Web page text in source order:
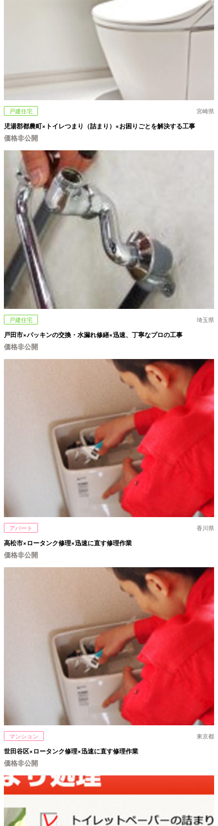
戸建住宅 宮崎県
児湯郡都農町×トイレつまり（詰まり）×お困りごとを解決する工事
価格非公開
戸建住宅 埼玉県
戸田市×パッキンの交換・水漏れ修繕×迅速、丁寧なプロの工事
価格非公開
アパート 香川県
高松市×ロータンク修理×迅速に直す修理作業
価格非公開
マンション 東京都
世田谷区×ロータンク修理×迅速に直す修理作業
価格非公開